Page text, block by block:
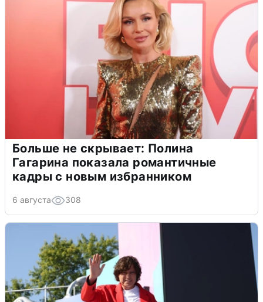
Больше не скрывает: Полина
Гагарина показала романтичные
кадры с новым избранником
6 августа 308